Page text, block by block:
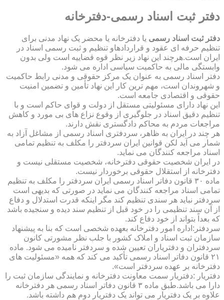
دفتر ثبت اسناد رسمی-دفترخانه
دفتر ثبت اسناد رسمی یا دفترخانه یا محضر یک نهاد مدنی برای
تنظیم حرفه ای عقود و قراردادهاو تنظیم و ثبت رسمی اسناد در
ایران است.هرچند این نهاد زیر نظر قوه قضاییه است ولی بدون
وابستگی مالی به حاکمیت سیاسی اداره می شود.
دفتر اسناد رسمی به عنوان یک مرکز حقوقی و مدنی رابط حاکمیت
و شهروندان است، مهم ترین کار این نهاد تأمین و تضمین امنیت
حقوقی و اقتصادی جامعه است.
این نهاد دارای مسئولیتی مستقل از دولت و قوای حاکم است و با
تنظیم دقیق اسناد در جلوگیری از وقوع نزاع های بی مورد و کاهش
مراجعات مردم به محاکم دادگستری نقش دارند.
هر چند در ایران به ظاهر، سردفتری اسناد رسمی از مشاغل آزاد به
شمار می آید لکن قوانین ایران سردفتر را مکلف به تنظیم تمامی
اسناد مراجعه کنندگان می نماید.
در ایران شخصیت حقوقی دفترخانه، شخصیت مستقلی نیست و
دفترخانه از استقلال حقوقی برخوردار نیست.
ماده ۳۰ قانون دفاتر اسناد رسمی ایران سردفتر را مکلف به تنظیم
تمامی اسناد مراجعه کنندگان می نماید در صورتی که بدیهی است
سردفتر نباید هر سندی تنظیم کند مگر اینکه قدرت استدلال و دفاع
از آن سند تنظیمی را در خود قبل از تنظیم سند دیده و سنجیده باشد
که بعداً بتواند از خود دفاع کند.
سردفتر:اداره امور دفترخانه بعهده شخصی است که بنا به پیشنهاد
سازمان ثبت اسناد و املاک کشور با جلب نظر مشورتی کانون
سردفتران و دفتریاران تعیین شده و سردفتر نامیده می شود. ماده
۲۱ قانون دفاتر اسناد رسمی تأکید می کند که همه «مسئولیت های
دفترخانه بر عهده سردفتر است».
دفتریار :دفتریار سمت معاونت دفترخانه و نمایندگی سازمان ثبت را
دارا می باشد.طبق ماده ۳ قانون دفاتر اسناد رسمی هر دفترخانه
علاوه بر یک دفتریار می تواند یک دفتریار دوم هم داشته باشد.